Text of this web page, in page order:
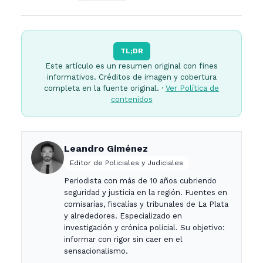
TL;DR
Este artículo es un resumen original con fines
informativos. Créditos de imagen y cobertura
completa en la fuente original. · Ver Política de
contenidos
Leandro Giménez
Editor de Policiales y Judiciales
Periodista con más de 10 años cubriendo
seguridad y justicia en la región. Fuentes en
comisarías, fiscalías y tribunales de La Plata
y alrededores. Especializado en
investigación y crónica policial. Su objetivo:
informar con rigor sin caer en el
sensacionalismo.